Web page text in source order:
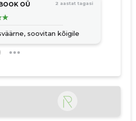
OÜ 2 aastat tagasi
soovitan kõigile